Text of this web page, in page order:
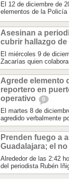
El 12 de diciembre de
elementos de la Policía
Asesinan a
cubrir hallazgo
El miércoles 9 de
Zacarías quien
Agrede elemento
reportero en
operativo
0
El martes 8 de
agredido verbalmente
Prenden fuego a
Guadalajara; el
Alrededor de las 2:42
del periodista Rubén